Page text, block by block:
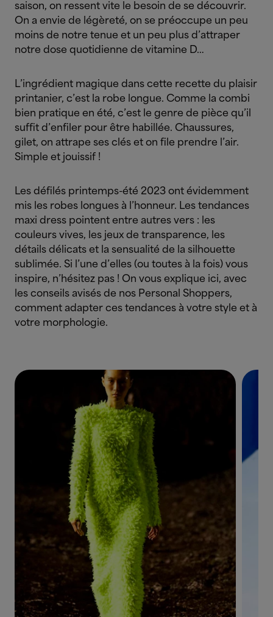
saison, on ressent vite le besoin de se découvrir.
On a envie de légèreté, on se préoccupe un peu
moins de notre tenue et un peu plus d’attraper
notre dose quotidienne de vitamine D…
L’ingrédient magique dans cette recette du plaisir
printanier, c’est la robe longue. Comme la combi
bien pratique en été, c’est le genre de pièce qu’il
suffit d’enfiler pour être habillée. Chaussures,
gilet, on attrape ses clés et on file prendre l’air.
Simple et jouissif !
Les défilés printemps-été 2023 ont évidemment
mis les robes longues à l’honneur. Les tendances
maxi dress pointent entre autres vers : les
couleurs vives, les jeux de transparence, les
détails délicats et la sensualité de la silhouette
sublimée. Si l’une d’elles (ou toutes à la fois) vous
inspire, n’hésitez pas ! On vous explique ici, avec
les conseils avisés de nos Personal Shoppers,
comment adapter ces tendances à votre style et à
votre morphologie.